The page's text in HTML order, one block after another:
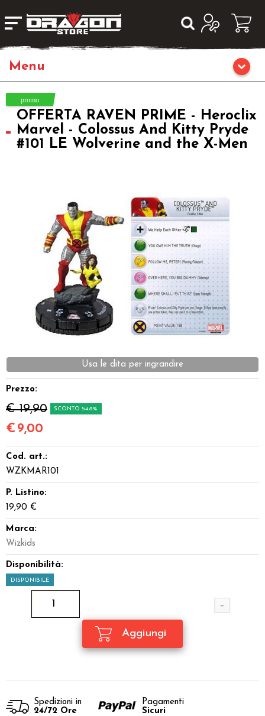
Giochi da Tavolo
Giochi di Carte Collezionabili
Accessori
Giocattoli e Gadget
Offerte del Dragone
OFFERTA RAVEN PRIME - Heroclix
Marvel - Colossus And Kitty Pryde
#101 LE Wolverine and the X-Men
Usa le dita per ingrandire
Prezzo:
€ 19,90 SCONTO 54.8%
€ 9,00
Cod. art.:
WZKMAR101
P. Listino:
19,90 €
Marca:
Wizkids
Disponibilità:
DISPONIBILE
Spedizioni in
24/72 Ore
Pagamenti
Sicuri